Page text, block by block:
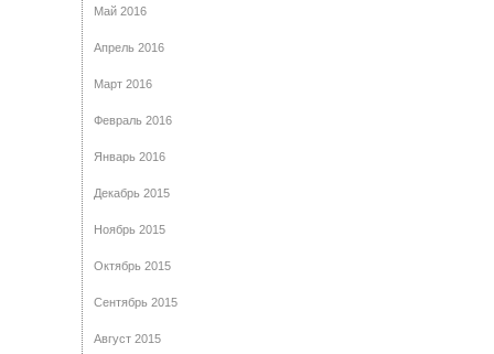
Май 2016
Апрель 2016
Март 2016
Февраль 2016
Январь 2016
Декабрь 2015
Ноябрь 2015
Октябрь 2015
Сентябрь 2015
Август 2015